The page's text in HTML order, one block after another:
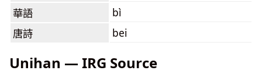
華語
bì
唐詩
bei
Unihan — IRG Source